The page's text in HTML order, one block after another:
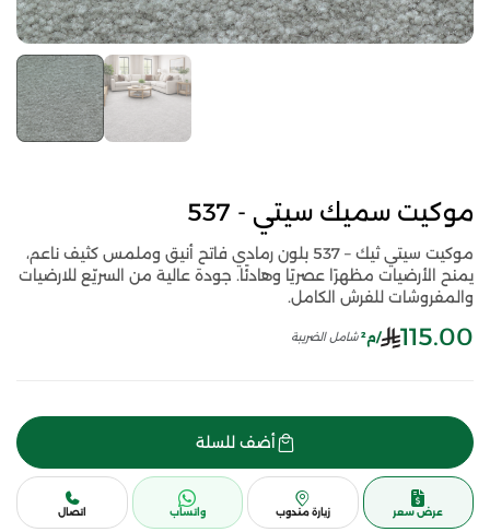
موكيت سميك سيتي - 537
موكيت سيتي ثيك – 537 بلون رمادي فاتح أنيق وملمس كثيف ناعم،
يمنح الأرضيات مظهرًا عصريًا وهادئًا. جودة عالية من السريّع للارضيات
والمفروشات للفرش الكامل.
115.00 /م² شامل الضريبة
أضف للسلة
عرض سعر زيارة مندوب واتساب اتصال